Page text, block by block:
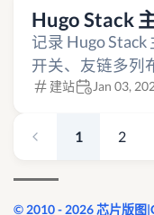
Hugo Stack
记录 Hugo
开关、友链多列
建站 Jan 03,
1 2
© 2010 - 2026 芯片版图